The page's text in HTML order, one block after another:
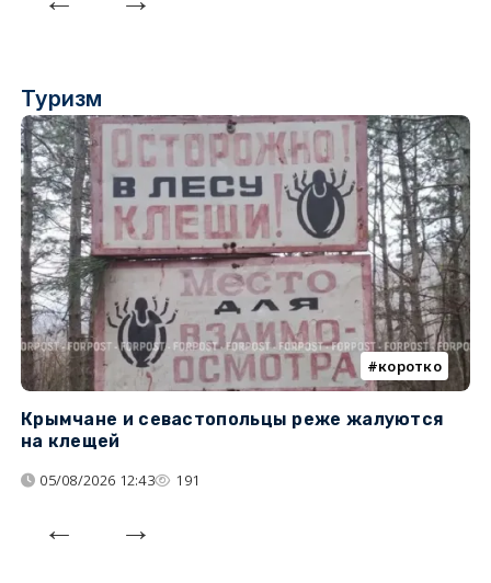
Туризм
коротко
Крымчане и севастопольцы реже жалуются
на клещей
05/08/2026 12:43 191